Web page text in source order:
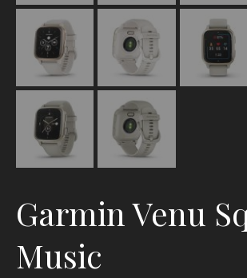
Garmin Venu
Music